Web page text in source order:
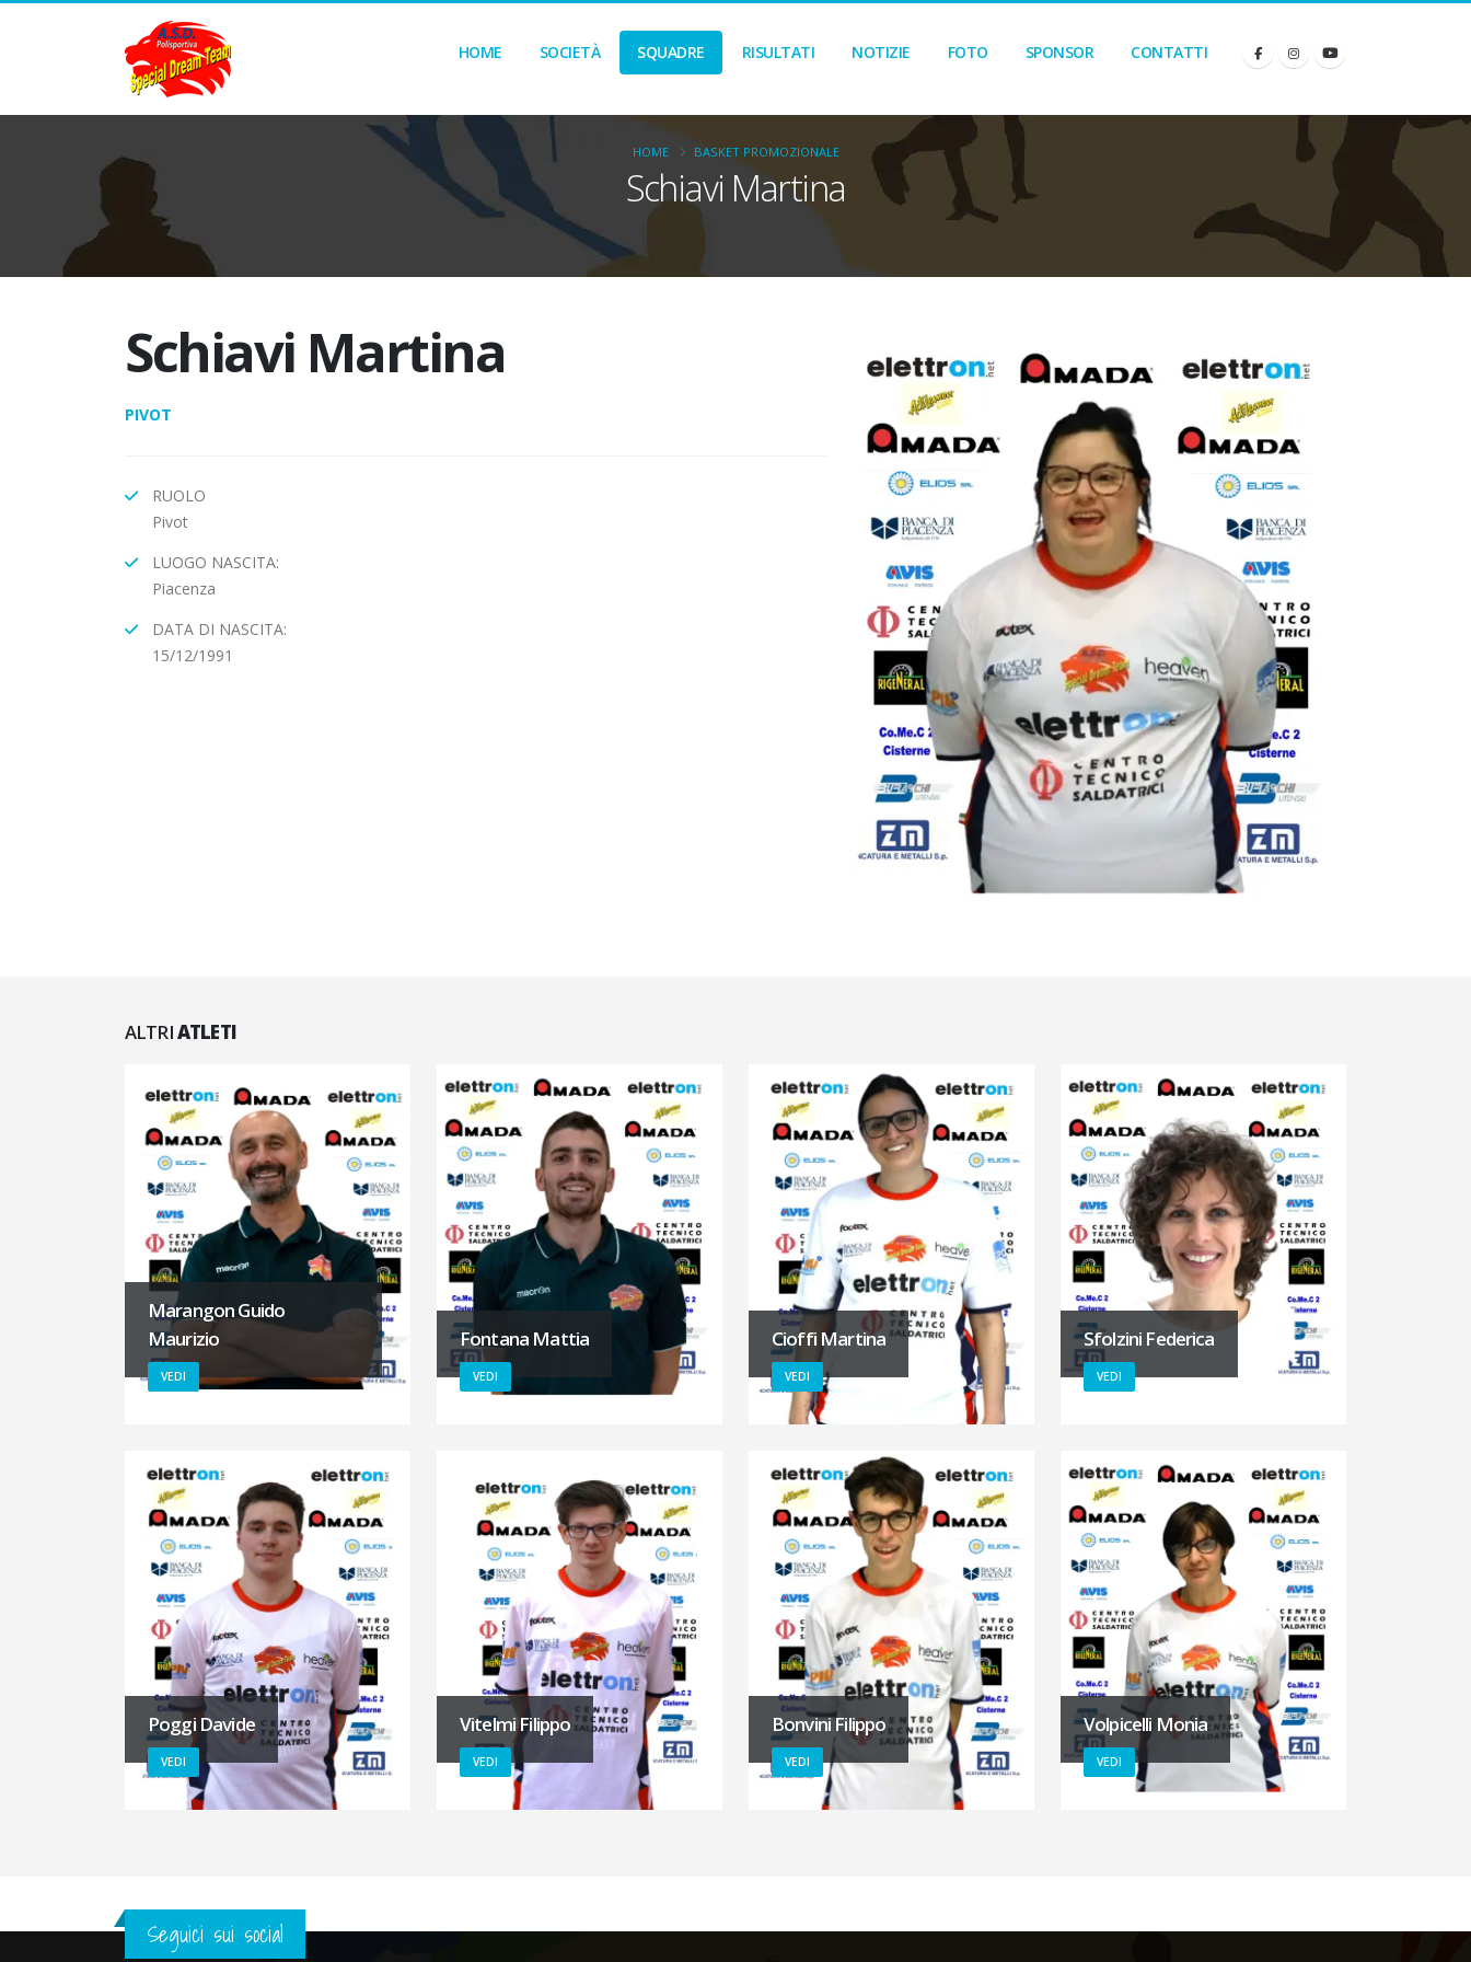
HOME SOCIETÀ SQUADRE RISULTATI NOTIZIE FOTO SPONSOR CONTATTI
Schiavi Martina
HOME BASKET PROMOZIONALE
Schiavi Martina
PIVOT
RUOLO
Pivot
LUOGO NASCITA:
Piacenza
DATA DI NASCITA:
15/12/1991
ALTRIATLETI
Marangon Guido
Maurizio
VEDI
Fontana Mattia
VEDI
Cioffi Martina
VEDI
Sfolzini Federica
VEDI
Poggi Davide
VEDI
Vitelmi Filippo
VEDI
Bonvini Filippo
VEDI
Volpicelli Monia
VEDI
Seguici sui social